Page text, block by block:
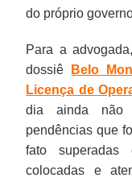
do próprio
Para a
dossiê
Belo
Licença de
dia ainda não
pendências que
fato
colocadas e